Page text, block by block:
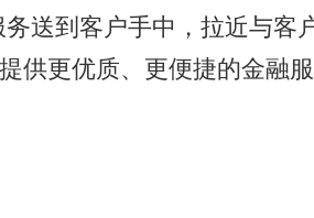
送到客户手中，拉近与客
供更优质、更便捷的金融